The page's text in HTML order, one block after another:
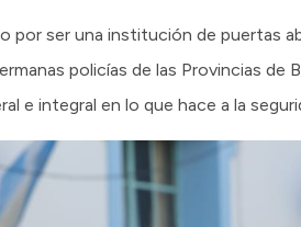
por ser una institución de puertas
policías de las Provincias de
e integral en lo que hace a la